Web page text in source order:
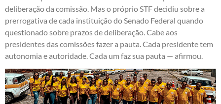
deliberação da comissão. Mas o próprio STF decidiu sobre a
prerrogativa de cada instituição do Senado Federal quando
questionado sobre prazos de deliberação. Cabe aos
presidentes das comissões fazer a pauta. Cada presidente tem
autonomia e autoridade. Cada um faz sua pauta — afirmou.